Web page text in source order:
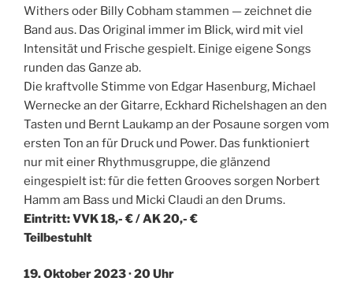
Withers oder Billy Cobham stammen — zeichnet die
Band aus. Das Original immer im Blick, wird mit viel
Intensität und Frische gespielt. Einige eigene Songs
runden das Ganze ab.
Die kraftvolle Stimme von Edgar Hasenburg, Michael
Wernecke an der Gitarre, Eckhard Richelshagen an den
Tasten und Bernt Laukamp an der Posaune sorgen vom
ersten Ton an für Druck und Power. Das funktioniert
nur mit einer Rhythmusgruppe, die glänzend
eingespielt ist: für die fetten Grooves sorgen Norbert
Hamm am Bass und Micki Claudi an den Drums.
Eintritt: VVK 18,- € / AK 20,- €
Teilbestuhlt
19. Oktober 2023 · 20 Uhr